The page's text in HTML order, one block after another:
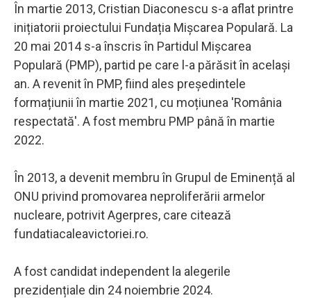
În martie 2013, Cristian Diaconescu s-a aflat printre
inițiatorii proiectului Fundația Mișcarea Populară. La
20 mai 2014 s-a înscris în Partidul Mișcarea
Populară (PMP), partid pe care l-a părăsit în același
an. A revenit în PMP, fiind ales președintele
formațiunii în martie 2021, cu moțiunea 'România
respectată'. A fost membru PMP până în martie
2022.
În 2013, a devenit membru în Grupul de Eminență al
ONU privind promovarea neproliferării armelor
nucleare, potrivit Agerpres, care citează
fundatiacaleavictoriei.ro.
A fost candidat independent la alegerile
prezidențiale din 24 noiembrie 2024.